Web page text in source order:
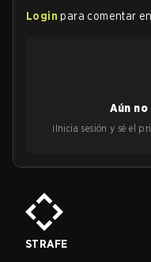
Login para comentar
Aún
¡Inicia sesión y sé el
STRAFE